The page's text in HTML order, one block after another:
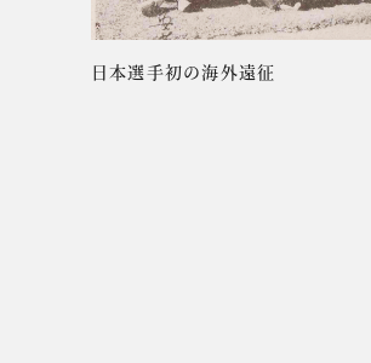
日本選手初の海外遠征